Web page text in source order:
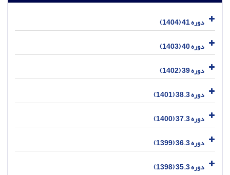
دوره 41 (1404)
دوره 40 (1403)
دوره 39 (1402)
دوره 38.3 (1401)
دوره 37.3 (1400)
دوره 36.3 (1399)
دوره 35.3 (1398)